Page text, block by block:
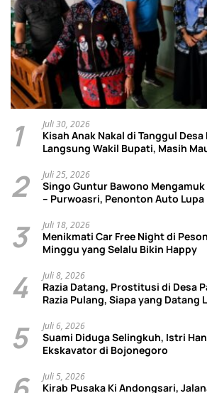
1 Juli 30, 2026
Kisah Anak Nakal di Tanggul
Langsung Wakil Bupati, Masih
2 Juli 25, 2026
Singo Guntur Bawono Mengamuk
– Purwoasri, Penonton Auto Lupa
3 Juli 18, 2026
Menikmati Car Free Night di
Minggu yang Selalu Bikin Happy
4 Juli 8, 2026
Razia Datang, Prostitusi di Desa
Razia Pulang, Siapa yang Datang
5 Juli 6, 2026
Suami Diduga Selingkuh, Istri
Ekskavator di Bojonegoro
Juli 5, 2026
Kirab Pusaka Ki Andongsari,